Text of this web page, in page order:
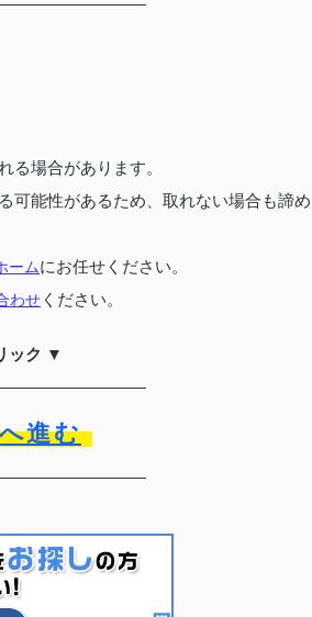
る場合があります。
可能性があるため、取れない場合も諦め
ームにお任せください。
わせ ください。
ック ▼
進む